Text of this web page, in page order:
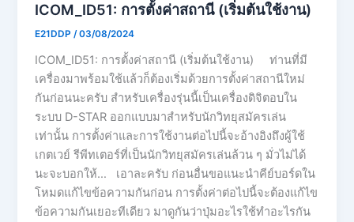
ICOM_ID51: การตั้งค่าสถานี (เริ่มต้นใช้งาน)
E21DDP/03/08/2024
ICOM_ID51: การตั้งค่าสถานี (เริ่มต้นใช้งาน) ท่านที่มี
เครื่องมาพร้อมใช้แล้วก็ต้องเริ่มด้วยการตั้งค่าสถานีใหม่
กันก่อนนะครับ สำหรับเครื่องรุ่นนี้เป็นเครื่องดิจิตอบใน
ระบบ D-STAR ออกแบบมาสำหรับนักวิทยุสมัครเล่น
เท่านั้น การตั้งค่าและการใช้งานต่อไปนี้จะอ้างอิงถึงผู้ใช้
เกตเวย์ รีพีทเตอร์ที่เป็นนักวิทยุสมัครเล่นล้วน ๆ มั่วไม่ได้
นะจะบอกให้… เอาละครับ ก่อนอื่นขอแนะนำคีย์บอร์ดใน
โหมดแก้ไขข้อความกันก่อน การตั้งค่าต่อไปนี้จะต้องแก้ไข
ข้อความกันเยอะทีเดียว มาดูกันว่าปุ่มอะไรใช้ทำอะไรกัน